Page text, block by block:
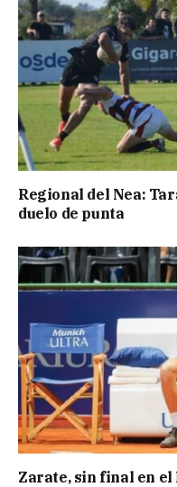
Regional del Nea:
duelo de punta
Zarate, sin final en el